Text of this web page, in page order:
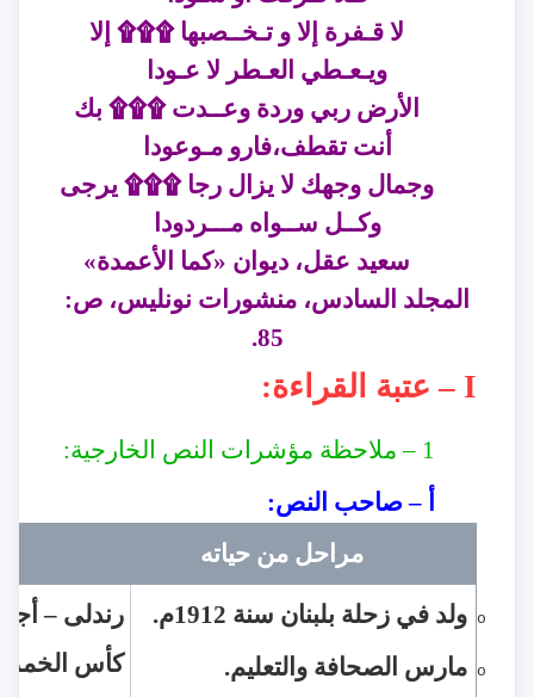
لا قـفرة إلا و تـخــصبها ۩۩۩ إلا
ويـعـطي العـطر لا عـودا
الأرض ربي وردة وعــدت ۩۩۩ بك
أنت تقطف،فارو مـوعودا
وجمال وجهك لا يزال رجا ۩۩۩ يرجى
وكــل ســواه مـــردودا
سعيد عقل، ديوان «كما الأعمدة»
المجلد السادس، منشورات نونليس، ص:
85
.
I – عتبة القراءة:
1 – ملاحظة مؤشرات النص الخارجية:
أ – صاحب النص:
مراحل من حياته
o ولد في زحلة بلبنان سنة 1912م .
o مارس الصحافة والتعليم.
رندلى –
كأس الخمر